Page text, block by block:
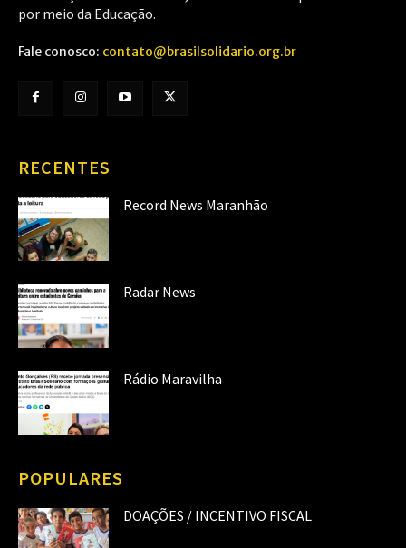
por meio da Educação.
Fale conosco: contato@brasilsolidario.org.br
RECENTES
Record News Maranhão
Radar News
Rádio Maravilha
POPULARES
DOAÇÕES / INCENTIVO FISCAL